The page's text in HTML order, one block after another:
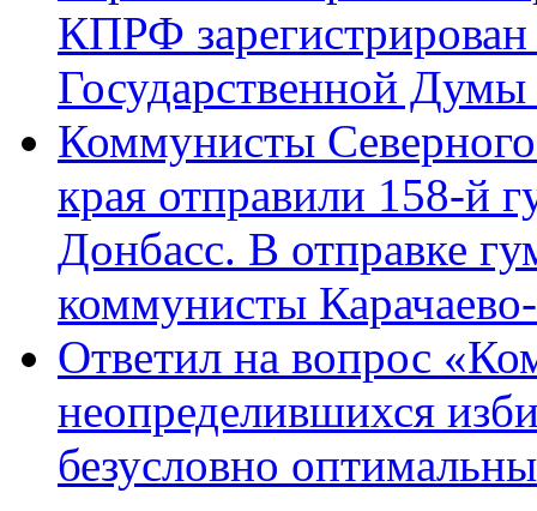
КПРФ
Государственной
Коммунисты Северного
края отправили 158-й
Донбасс. В отправке
коммунисты
Ответил на вопрос
неопределившихся
безусловно